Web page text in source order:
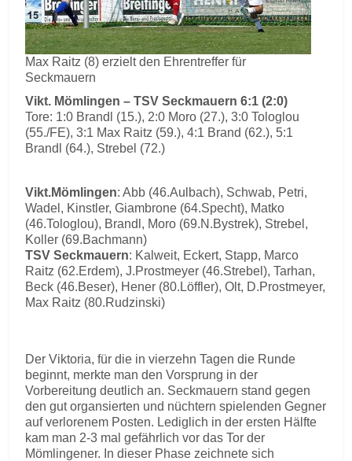
Max Raitz (8) erzielt den Ehrentreffer für
Seckmauern
Vikt. Mömlingen – TSV Seckmauern 6:1 (2:0)
Tore: 1:0 Brandl (15.), 2:0 Moro (27.), 3:0 Tologlou
(55./FE), 3:1 Max Raitz (59.), 4:1 Brand (62.), 5:1
Brandl (64.), Strebel (72.)
Vikt.Mömlingen: Abb (46.Aulbach), Schwab, Petri,
Wadel, Kinstler, Giambrone (64.Specht), Matko
(46.Tologlou), Brandl, Moro (69.N.Bystrek), Strebel,
Koller (69.Bachmann)
TSV Seckmauern: Kalweit, Eckert, Stapp, Marco
Raitz (62.Erdem), J.Prostmeyer (46.Strebel), Tarhan,
Beck (46.Beser), Hener (80.Löffler), Olt, D.Prostmeyer,
Max Raitz (80.Rudzinski)
Der Viktoria, für die in vierzehn Tagen die Runde
beginnt, merkte man den Vorsprung in der
Vorbereitung deutlich an. Seckmauern stand gegen
den gut organsierten und nüchtern spielenden Gegner
auf verlorenem Posten. Lediglich in der ersten Hälfte
kam man 2-3 mal gefährlich vor das Tor der
Mömlingener. In dieser Phase zeichnete sich